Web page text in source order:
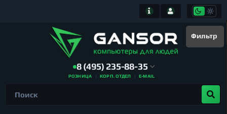
Фильтр
8 (495) 235-88-35
РОЗНИЦА КОРП. ОТДЕЛ E-MAIL